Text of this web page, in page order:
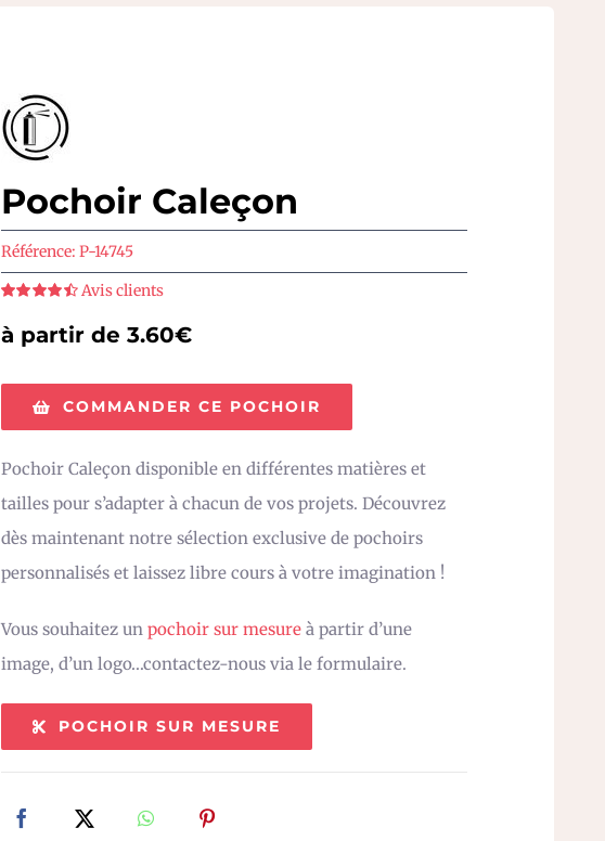
Pochoir Caleçon
Référence: P-14745
5
Avis clients
à partir de 3.60€
COMMANDER CE POCHOIR
Pochoir Caleçon disponible en différentes matières et
tailles pour s’adapter à chacun de vos projets. Découvrez
dès maintenant notre sélection exclusive de pochoirs
personnalisés et laissez libre cours à votre imagination !
Vous souhaitez un pochoir sur mesure à partir d’une
image, d’un logo…contactez-nous via le formulaire.
POCHOIR SUR MESURE